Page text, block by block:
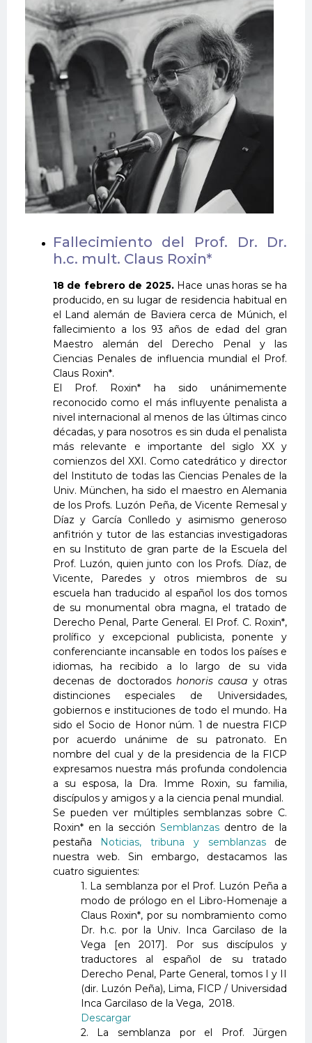
Fallecimiento del Prof. Dr. Dr.
h.c. mult. Claus Roxin*
18 de febrero de 2025.Hace unas horas se ha
producido, en su lugar de residencia habitual en
el Land alemán de Baviera cerca de Múnich, el
fallecimiento a los 93 años de edad del gran
Maestro alemán del Derecho Penal y las
Ciencias Penales de influencia mundial el Prof.
Claus Roxin*.
El Prof. Roxin* ha sido unánimemente
reconocido como el más influyente penalista a
nivel internacional al menos de las últimas cinco
décadas, y para nosotros es sin duda el penalista
más relevante e importante del siglo XX y
comienzos del XXI. Como catedrático y director
del Instituto de todas las Ciencias Penales de la
Univ. München, ha sido el maestro en Alemania
de los Profs. Luzón Peña, de Vicente Remesal y
Díaz y García Conlledo y asimismo generoso
anfitrión y tutor de las estancias investigadoras
en su Instituto de gran parte de la Escuela del
Prof. Luzón, quien junto con los Profs. Díaz, de
Vicente, Paredes y otros miembros de su
escuela han traducido al español los dos tomos
de su monumental obra magna, el tratado de
Derecho Penal, Parte General. El Prof. C. Roxin*,
prolífico y excepcional publicista, ponente y
conferenciante incansable en todos los países e
idiomas, ha recibido a lo largo de su vida
decenas de doctorados honoris causa y otras
distinciones especiales de Universidades,
gobiernos e instituciones de todo el mundo. Ha
sido el Socio de Honor núm. 1 de nuestra FICP
por acuerdo unánime de su patronato. En
nombre del cual y de la presidencia de la FICP
expresamos nuestra más profunda condolencia
a su esposa, la Dra. Imme Roxin, su familia,
discípulos y amigos y a la ciencia penal mundial.
Se pueden ver múltiples semblanzas sobre C.
Roxin* en la secciónSemblanzas dentro de la
pestaña
Noticias, tribuna y semblanzasde
nuestra web. Sin embargo, destacamos las
cuatro siguientes:
1. La semblanza por el Prof. Luzón Peña a
modo de prólogo en el Libro-Homenaje a
Claus Roxin*, por su nombramiento como
Dr. h.c. por la Univ. Inca Garcilaso de la
Vega [en 2017]. Por sus discípulos y
traductores al español de su tratado
Derecho Penal, Parte General, tomos I y II
(dir. Luzón Peña), Lima, FICP / Universidad
Inca Garcilaso de la Vega, 2018.
Descargar
2. La semblanza por el Prof. Jürgen